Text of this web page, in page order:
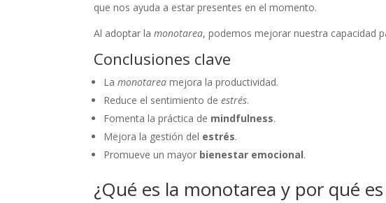
que nos ayuda a estar presentes en el momento.
Al adoptar lamonotarea, podemos mejorar nuestra capacidad
Conclusiones clave
Lamonotarea mejora la productividad.
Reduce el sentimiento deestrés.
Fomenta la práctica de mindfulness.
Mejora la gestión del estrés.
Promueve un mayor bienestar emocional.
¿Qué es la monotarea y por qué